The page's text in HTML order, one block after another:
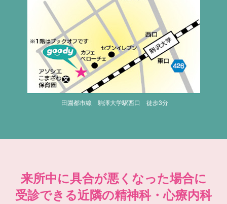
田園都市線 駒澤大学駅西口 徒歩3分
来所中に具合が悪くなった場合に
受診できる近隣の精神科・心療内科